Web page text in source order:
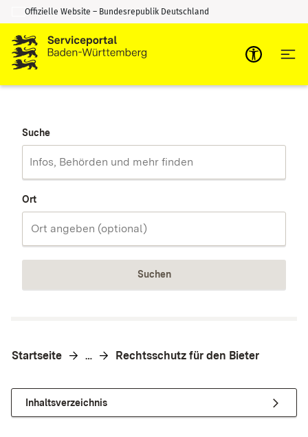
Zum Inhalt springen
Zur Suche springen
Offizielle Website – Bundesrepublik Deutschland
Suche
Ort
Suchen
Startseite … Rechtsschutz für den Bieter
Inhaltsverzeichnis